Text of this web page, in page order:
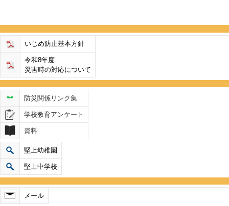
いじめ防止基本方針
令和8年度
災害時の対応について
防災関係リンク集
学校教育アンケート
資料
堅上幼稚園
堅上中学校
メール